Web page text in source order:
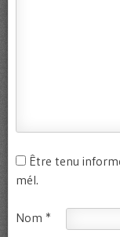
Être tenu
mél.
Nom *